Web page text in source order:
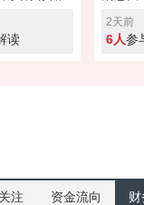
回馈，回
周的连续
读
长速
芯片
2天前
6人参
注 资金流向